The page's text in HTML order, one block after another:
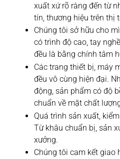
xuất xứ rõ ràng đến từ
tín, thương hiệu trên thị
Chúng tôi sở hữu cho
có trình độ cao, tay
đều là bằng chính tâm
Các trang thiết bị, máy
đều vô cùng hiện đại.
động, sản phẩm có độ
chuẩn về mặt chất
Quá trình sản xuất,
Từ khâu chuẩn bị, sản
xưởng.
Chúng tôi cam kết giao